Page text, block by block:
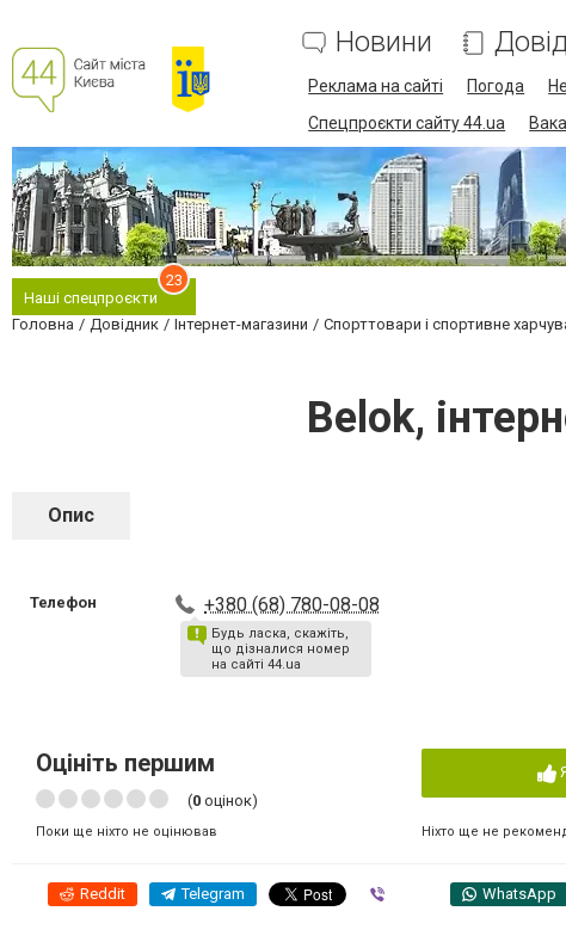
Новини
Реклама на сайті Погода
Спецпроєкти сайту 44.ua
Наші спецпроєкти
23
Головна Довідник Інтернет-магазини Спорттовари і спортивне
Belok,
Опис
Телефон +380 (68) 780-08-08
Будь ласка, скажіть,
що дізналися номер
на сайті 44.ua
Оцініть першим
(0 оцінок)
Поки ще ніхто не оцінював Ніхто ще не
Reddit Telegram WhatsApp